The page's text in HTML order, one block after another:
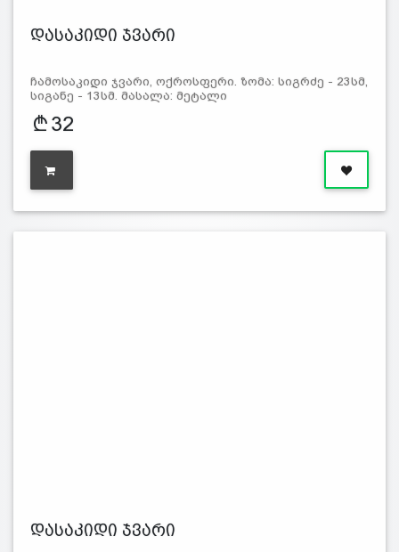
დასაკიდი ჯვარი
ჩამოსაკიდი ჯვარი, ოქროსფერი. ზომა: სიგრძე - 23სმ,
სიგანე - 13სმ. მასალა: მეტალი
32
დასაკიდი ჯვარი